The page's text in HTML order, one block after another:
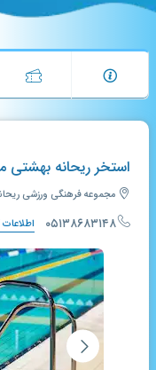
استخر ریحانه بهشتی
مجموعه فرهنگی ورزشی
۰۵۱۳۸۶۸۳۱۴۸